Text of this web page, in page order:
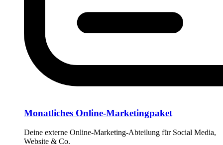
Monatliches Online-Marketingpaket
Deine externe Online-Marketing-Abteilung für Social Media,
Website & Co.